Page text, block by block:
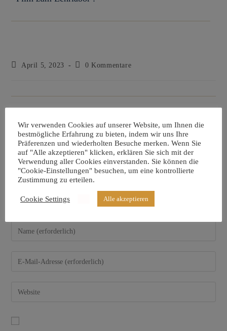
April 5, 2023 0 Kommentare
Wir verwenden Cookies auf unserer Website, um Ihnen die
bestmögliche Erfahrung zu bieten, indem wir uns Ihre
Präferenzen und wiederholten Besuche merken. Wenn Sie
auf "Alle akzeptieren" klicken, erklären Sie sich mit der
Verwendung aller Cookies einverstanden. Sie können die
"Cookie-Einstellungen" besuchen, um eine kontrollierte
Zustimmung zu erteilen.
Cookie Settings Alle akzeptieren